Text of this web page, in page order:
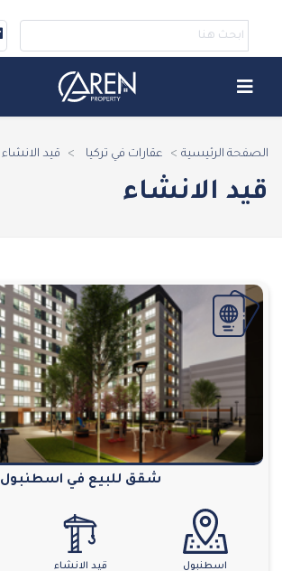
الصفحة الرئيسية عقارات في تركيا قيد الانشاء
قيد الانشاء
شقق للبيع في اسطنبول
اسطنبول
قيد الانشاء